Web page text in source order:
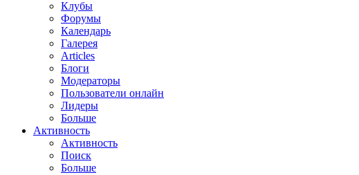
Клубы
Форумы
Календарь
Галерея
Articles
Блоги
Модераторы
Пользователи онлайн
Лидеры
Больше
Активность
Активность
Поиск
Больше